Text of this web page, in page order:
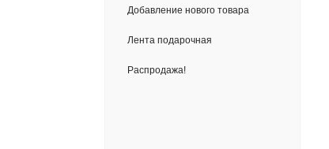
Добавление нового товара
Лента подарочная
Распродажа!